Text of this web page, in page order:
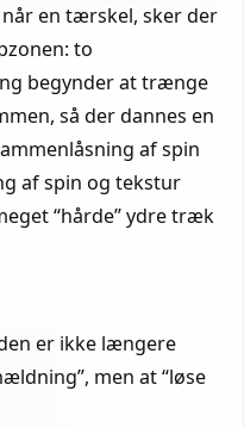
en tærskel, sker der
to
begynder at trænge
så der dannes en
af spin
af spin og tekstur
“hårde” ydre træk
er ikke længere
men at “løse